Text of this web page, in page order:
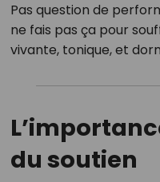
Pas question de
ne fais pas ça pour
vivante, tonique, et
du soutien